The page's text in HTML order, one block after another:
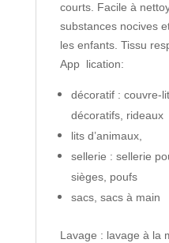
courts. Facile à
substances nocives
les enfants. Tissu
App lication:
décoratif : couvre-
décoratifs, rideaux
lits d’animaux,
sellerie : sellerie
sièges, poufs
sacs, sacs à main
Lavage : lavage à la